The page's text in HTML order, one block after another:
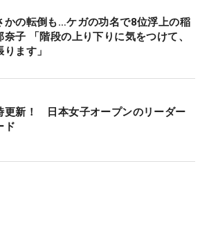
ーディで再び単独首位に立った。
ませなかった28歳は「セーフティ
ったけど、今週はたくさんバーデ
グレッシブなスタイルを貫いた4
振り返った。
うイチ”のショットは18番の1打
かの転倒も…ケガの功名で8位浮上の稲
奈子 「階段の上り下りに気をつけて、
ります」
更新！ 日本女子オープンのリーダー
ド